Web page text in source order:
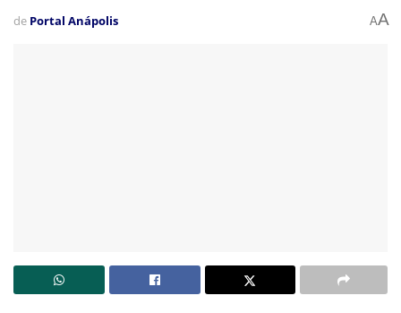
de Portal Anápolis AA